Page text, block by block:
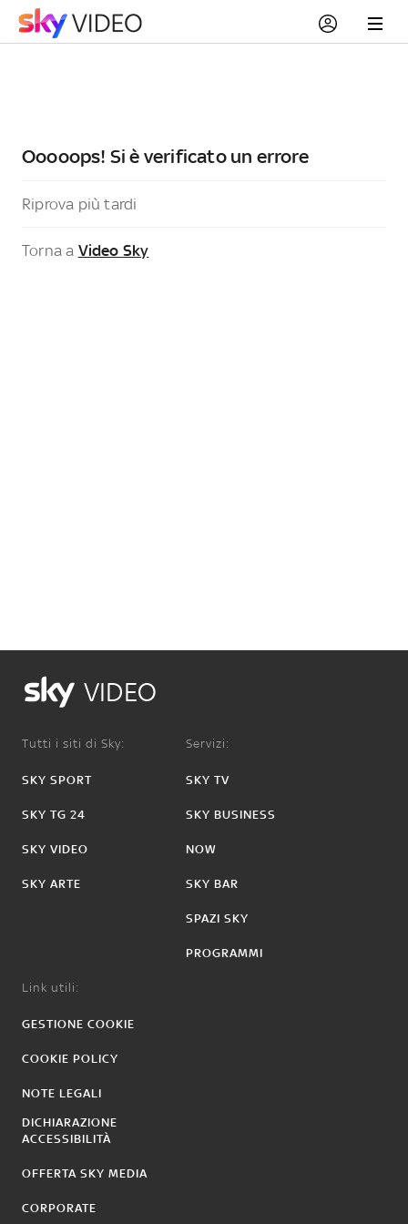
Ooooops! Si è verificato un errore
Riprova più tardi
Torna a Video Sky
VIDEO
Tutti i siti di Sky:
SKY SPORT
SKY TG 24
SKY VIDEO
SKY ARTE
Servizi:
SKY TV
SKY BUSINESS
NOW
SKY BAR
SPAZI SKY
PROGRAMMI
Link utili:
GESTIONE COOKIE
COOKIE POLICY
NOTE LEGALI
DICHIARAZIONE
ACCESSIBILITÀ
OFFERTA SKY MEDIA
CORPORATE